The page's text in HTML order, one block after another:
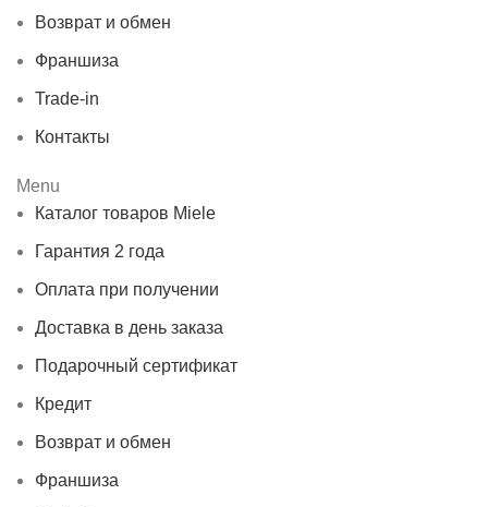
Возврат и обмен
Франшиза
Trade-in
Контакты
Menu
Каталог товаров Miele
Гарантия 2 года
Оплата при получении
Доставка в день заказа
Подарочный сертификат
Кредит
Возврат и обмен
Франшиза